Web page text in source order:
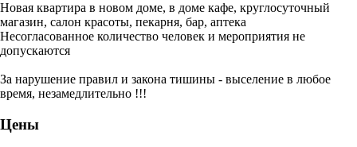
Новая квартира в новом доме, в доме кафе, круглосуточный
магазин, салон красоты, пекарня, бар, аптека
Несогласованное количество человек и мероприятия не
допускаются
За нарушение правил и закона тишины - выселение в любое
время, незамедлительно !!!
Цены